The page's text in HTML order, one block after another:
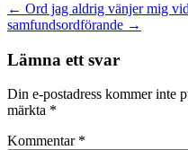
← Ord jag aldrig vänjer mig vid
samfundsordförande →
Lämna ett svar
Din e-postadress kommer inte
märkta *
Kommentar *